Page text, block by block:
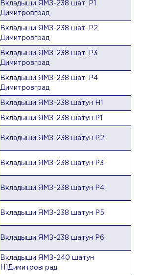
Вкладыши ЯМЗ-238 шат. Р1
Димитровград
Вкладыши ЯМЗ-238 шат. Р2
Димитровград
Вкладыши ЯМЗ-238 шат. Р3
Димитровград
Вкладыши ЯМЗ-238 шат. Р4
Димитровград
Вкладыши ЯМЗ-238 шатун Н1
Вкладыши ЯМЗ-238 шатун Р1
Вкладыши ЯМЗ-238 шатун Р2
Вкладыши ЯМЗ-238 шатун Р3
Вкладыши ЯМЗ-238 шатун Р4
Вкладыши ЯМЗ-238 шатун Р5
Вкладыши ЯМЗ-238 шатун Р6
Вкладыши ЯМЗ-240 шатун
Н1Димитровград